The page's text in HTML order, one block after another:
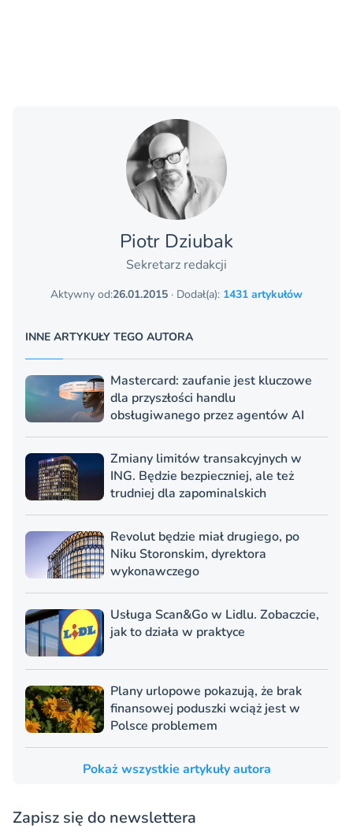
Piotr Dziubak
Sekretarz redakcji
Aktywny od:26.01.2015 · Dodał(a): 1431 artykułów
INNE ARTYKUŁY TEGO AUTORA
Mastercard: zaufanie jest kluczowe
dla przyszłości handlu
obsługiwanego przez agentów AI
Zmiany limitów transakcyjnych w
ING. Będzie bezpieczniej, ale też
trudniej dla zapominalskich
Revolut będzie miał drugiego, po
Niku Storonskim, dyrektora
wykonawczego
Usługa Scan&Go w Lidlu. Zobaczcie,
jak to działa w praktyce
Plany urlopowe pokazują, że brak
finansowej poduszki wciąż jest w
Polsce problemem
Pokaż wszystkie artykuły autora
Zapisz się do newslettera